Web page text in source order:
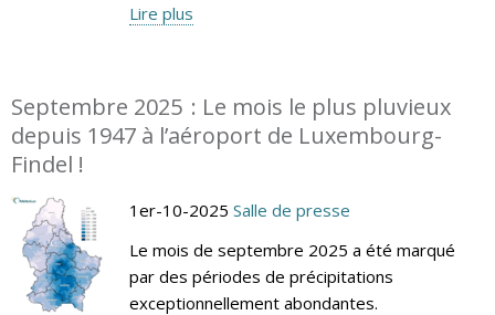
Lire plus
Septembre 2025 : Le mois le plus pluvieux
depuis 1947 à l’aéroport de Luxembourg-
Findel !
1er-10-2025 Salle de presse
Le mois de septembre 2025 a été marqué
par des périodes de précipitations
exceptionnellement abondantes.